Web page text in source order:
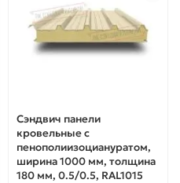
Сэндвич панели
кровельные с
пенополиизоциануратом,
ширина 1000 мм, толщина
180 мм, 0.5/0.5, RAL1015